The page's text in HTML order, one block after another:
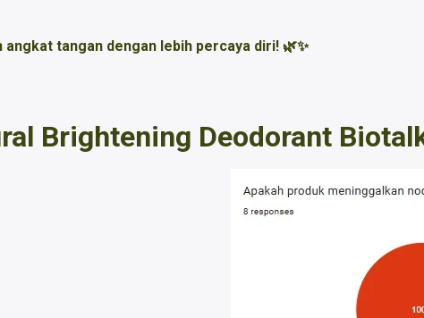
tangan dengan lebih percaya diri! 🌿✨
Brightening Deodorant